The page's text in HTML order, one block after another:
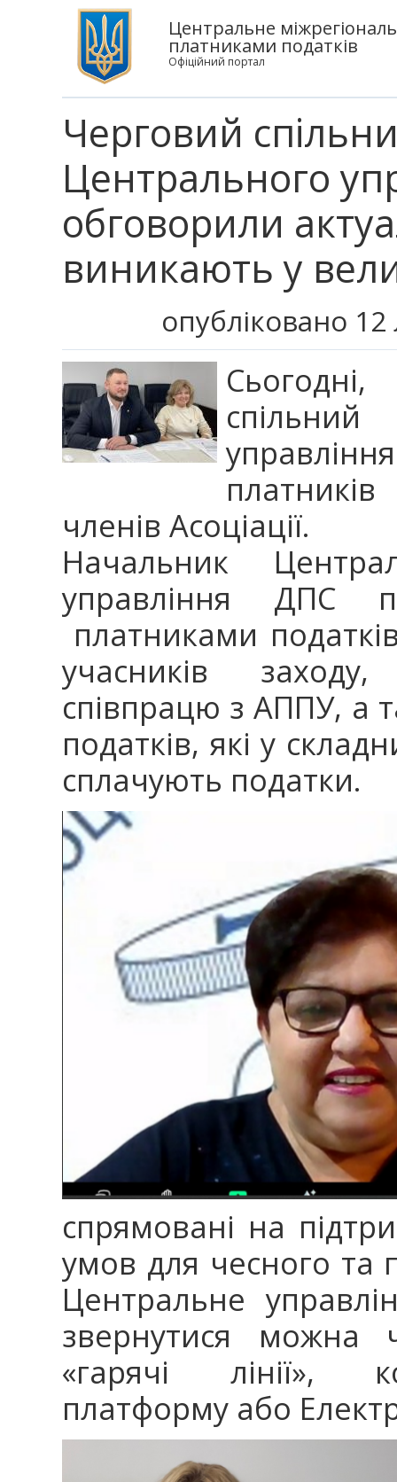
Центральне
платниками податків
Офіційний портал
Черговий
Центрального
обговорили
виникають у
опубліковано
членів Асоціації.
Начальник
управління ДПС
платниками
учасників
співпрацю з АППУ, а
податків, які у
сплачують податки.
спрямовані на
умов для чесного та
Центральне
звернутися можна
«гарячі лінії»,
платформу або